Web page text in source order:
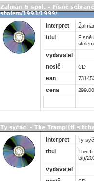
Žalman & spol. - Písně
stolem/1993/1999/
interpret
titul
Písně
vydavatel
nosič
CD
ean
cena
Ty syčáci - The Tramp!(ti
interpret Ty
titul
The
tsi)/
vydavatel